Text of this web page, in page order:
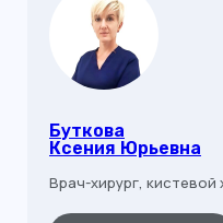
Буткова
Ксения Юрьевна
Врач-хирург, кистевой